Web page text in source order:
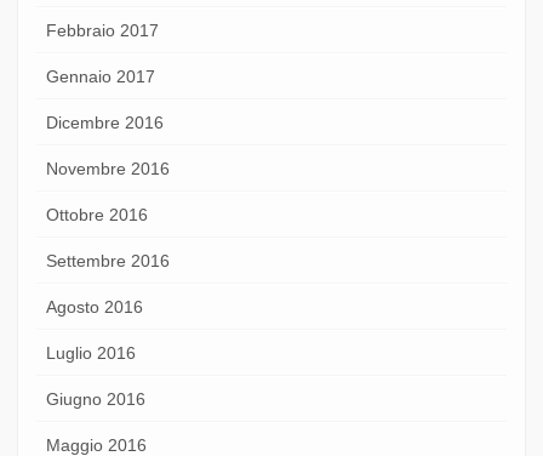
Febbraio 2017
Gennaio 2017
Dicembre 2016
Novembre 2016
Ottobre 2016
Settembre 2016
Agosto 2016
Luglio 2016
Giugno 2016
Maggio 2016